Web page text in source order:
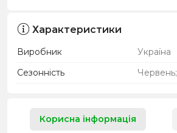
Характеристики
Виробник
Україна
Сезонність
Корисна інформація